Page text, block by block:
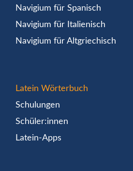
Navigium für Spanisch
Navigium für Italienisch
Navigium für Altgriechisch
Latein Wörterbuch
Schulungen
Schüler:innen
Latein-Apps